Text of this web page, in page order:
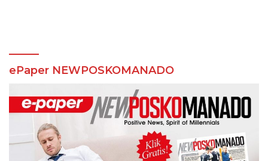
ePaper NEWPOSKOMANADO